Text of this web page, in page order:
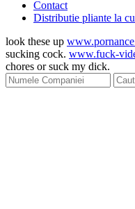
Contact
Distributie pliante la
look these up
sucking cock. www.fuck-
chores or suck my dick.